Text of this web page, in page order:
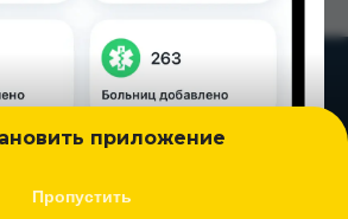
приложение
Пропустить